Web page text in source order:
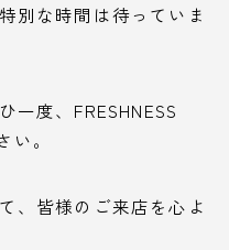
別な時間は待っていま
一度、FRESHNESS
。
、皆様のご来店を心よ